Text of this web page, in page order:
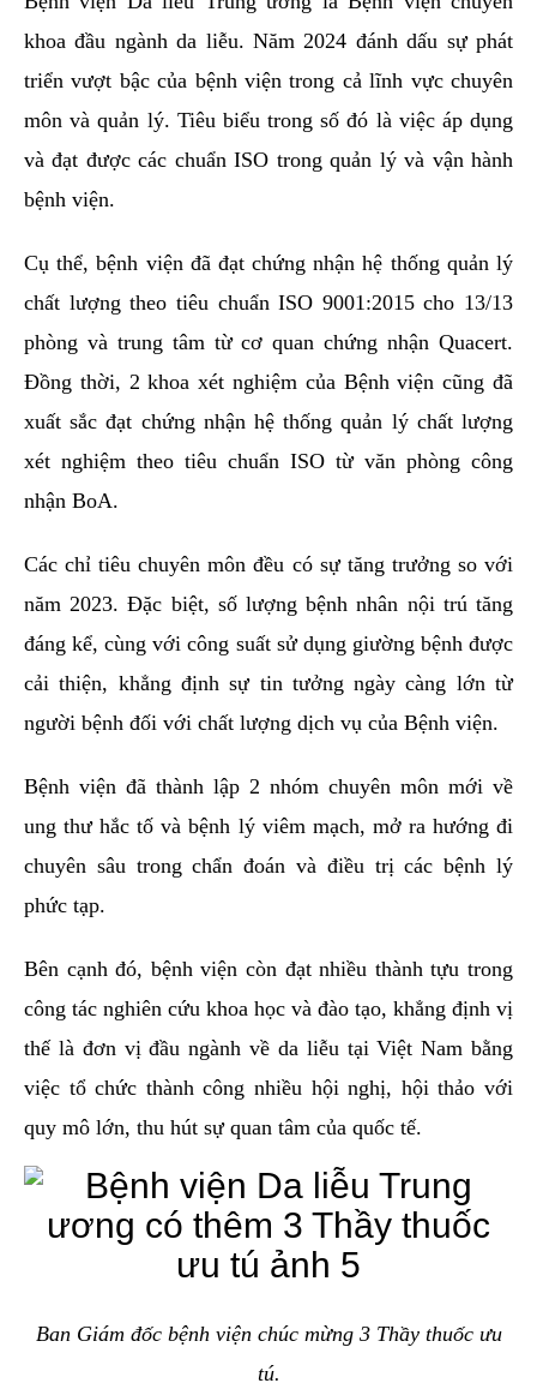
khoa đầu ngành da liễu. Năm 2024 đánh dấu sự phát
triển vượt bậc của bệnh viện trong cả lĩnh vực chuyên
môn và quản lý. Tiêu biểu trong số đó là việc áp dụng
và đạt được các chuẩn ISO trong quản lý và vận hành
bệnh viện.
Cụ thể, bệnh viện đã đạt chứng nhận hệ thống quản lý
chất lượng theo tiêu chuẩn ISO 9001:2015 cho 13/13
phòng và trung tâm từ cơ quan chứng nhận Quacert.
Đồng thời, 2 khoa xét nghiệm của Bệnh viện cũng đã
xuất sắc đạt chứng nhận hệ thống quản lý chất lượng
xét nghiệm theo tiêu chuẩn ISO từ văn phòng công
nhận BoA.
Các chỉ tiêu chuyên môn đều có sự tăng trưởng so với
năm 2023. Đặc biệt, số lượng bệnh nhân nội trú tăng
đáng kể, cùng với công suất sử dụng giường bệnh được
cải thiện, khẳng định sự tin tưởng ngày càng lớn từ
người bệnh đối với chất lượng dịch vụ của Bệnh viện.
Bệnh viện đã thành lập 2 nhóm chuyên môn mới về
ung thư hắc tố và bệnh lý viêm mạch, mở ra hướng đi
chuyên sâu trong chẩn đoán và điều trị các bệnh lý
phức tạp.
Bên cạnh đó, bệnh viện còn đạt nhiều thành tựu trong
công tác nghiên cứu khoa học và đào tạo, khẳng định vị
thế là đơn vị đầu ngành về da liễu tại Việt Nam bằng
việc tổ chức thành công nhiều hội nghị, hội thảo với
quy mô lớn, thu hút sự quan tâm của quốc tế.
Ban Giám đốc bệnh viện chúc mừng 3 Thầy thuốc ưu
tú.